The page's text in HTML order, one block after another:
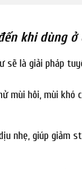
khi dùng ở
sẽ là giải pháp
mùi hôi, mùi khó
nhẹ, giúp giảm